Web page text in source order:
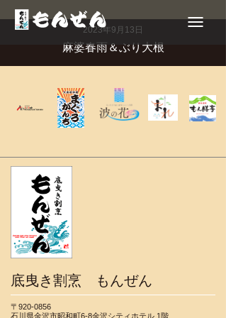
Toggle
navigation
2023年9月13日
麻婆春雨＆ぶり大根
底曳き割烹 もんぜん
〒920-0856
石川県金沢市昭和町6-8金沢シティホテル 1階